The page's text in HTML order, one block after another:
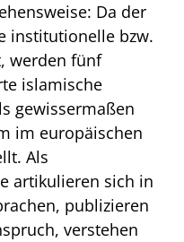
Da der
institutionelle bzw.
werden fünf
islamische
gewissermaßen
im europäischen
Als
artikulieren sich in
publizieren
verstehen